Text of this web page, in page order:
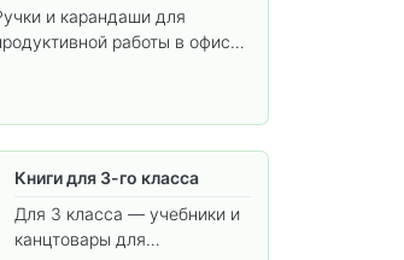
и карандаши для
работы в офисе
Книги для 3-го класса
Для 3 класса — учебники и
канцтовары для